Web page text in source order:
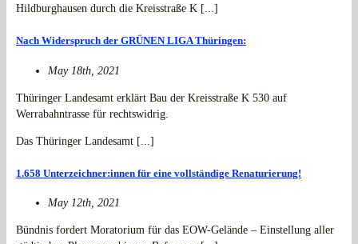
Hildburghausen durch die Kreisstraße K [...]
Nach Widerspruch der GRÜNEN LIGA Thüringen:
May 18th, 2021
Thüringer Landesamt erklärt Bau der Kreisstraße K 530 auf
Werrabahntrasse für rechtswidrig.
Das Thüringer Landesamt [...]
1.658 Unterzeichner:innen für eine vollständige Renaturierung!
May 12th, 2021
Bündnis fordert Moratorium für das EOW-Gelände – Einstellung aller